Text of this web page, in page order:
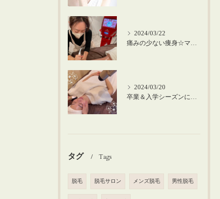
2024/03/22
痛みの少ない痩身☆マシーンを使った筋膜リリース！
2024/03/20
卒業＆入学シーズンにお肌のメンテナンスを♪
タグ Tags
脱毛 脱毛サロン メンズ脱毛 男性脱毛